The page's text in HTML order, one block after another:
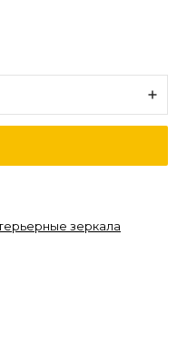
зеркала